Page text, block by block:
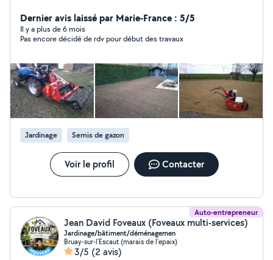
Dernier avis laissé par Marie-France : 5/5
Il y a plus de 6 mois
Pas encore décidé de rdv pour début des travaux
Jardinage Semis de gazon
Voir le profil Contacter
Auto-entrepreneur
Jean David Foveaux (Foveaux multi-services)
Jardinage/bâtiment/déménagemen
Bruay-sur-l'Escaut (marais de l'epaix)
3/5 (2 avis)